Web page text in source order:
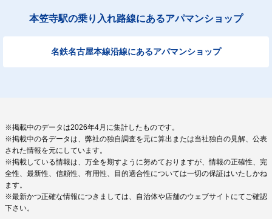
本笠寺駅の乗り入れ路線にあるアパマンショップ
名鉄名古屋本線沿線にあるアパマンショップ
※掲載中のデータは2026年4月に集計したものです。
※掲載中の各データは、弊社の独自調査を元に算出または当社独自の見解、公表
された情報を元にしています。
※掲載している情報は、万全を期すように努めておりますが、情報の正確性、完
全性、最新性、信頼性、有用性、目的適合性については一切の保証はいたしかね
ます。
※最新かつ正確な情報につきましては、自治体や店舗のウェブサイトにてご確認
下さい。